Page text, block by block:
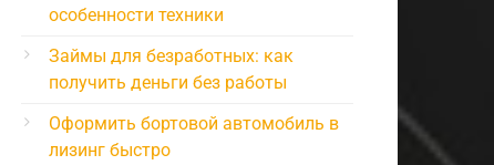
особенности техники
Займы для безработных: как
получить деньги без работы
Оформить бортовой автомобиль в
лизинг быстро